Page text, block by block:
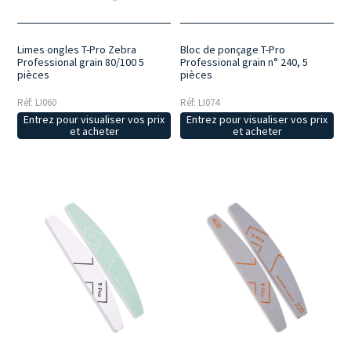
Limes ongles T-Pro Zebra
Professional grain 80/100 5
pièces
Réf: LI060
Entrez pour visualiser vos prix
et acheter
Bloc de ponçage T-Pro
Professional grain n° 240, 5
pièces
Réf: LI074
Entrez pour visualiser vos prix
et acheter